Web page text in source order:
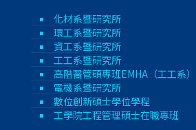
化材系暨研究所
環工系暨研究所
資工系暨研究所
工工系暨研究所
高階醫管碩專班EMHA（工工系）
電機系暨研究所
數位創新碩士學位學程
工學院工程管理碩士在職專班